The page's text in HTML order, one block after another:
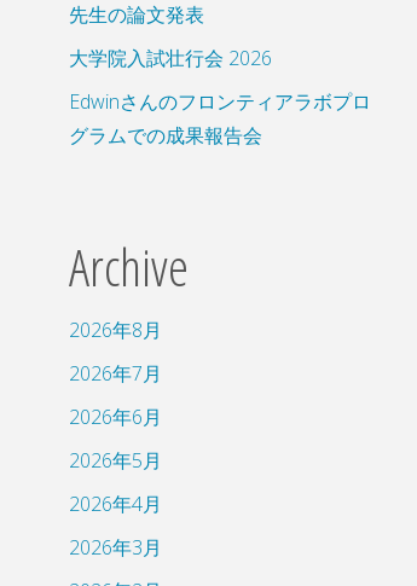
先生の論文発表
大学院入試壮行会 2026
Edwinさんのフロンティアラボプロ
グラムでの成果報告会
Archive
2026年8月
2026年7月
2026年6月
2026年5月
2026年4月
2026年3月